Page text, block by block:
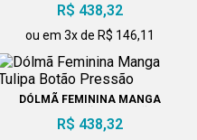
R$ 438,32
ou em 3x de R$ 146,11
DÓLMÃ FEMININA MANGA
R$ 438,32